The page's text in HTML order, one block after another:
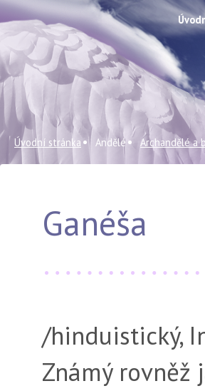
Úvodní stránka Andělé Archandělé a
Ganéša
/hinduistický,
Známý rovněž